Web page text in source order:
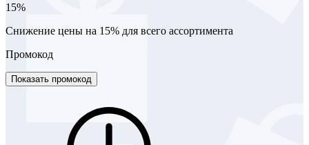
15%
Снижение цены на 15% для всего ассортимента
Промокод
Показать промокод